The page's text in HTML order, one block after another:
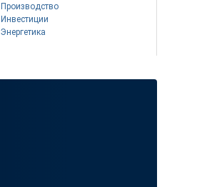
Производство
Инвестиции
Энергетика